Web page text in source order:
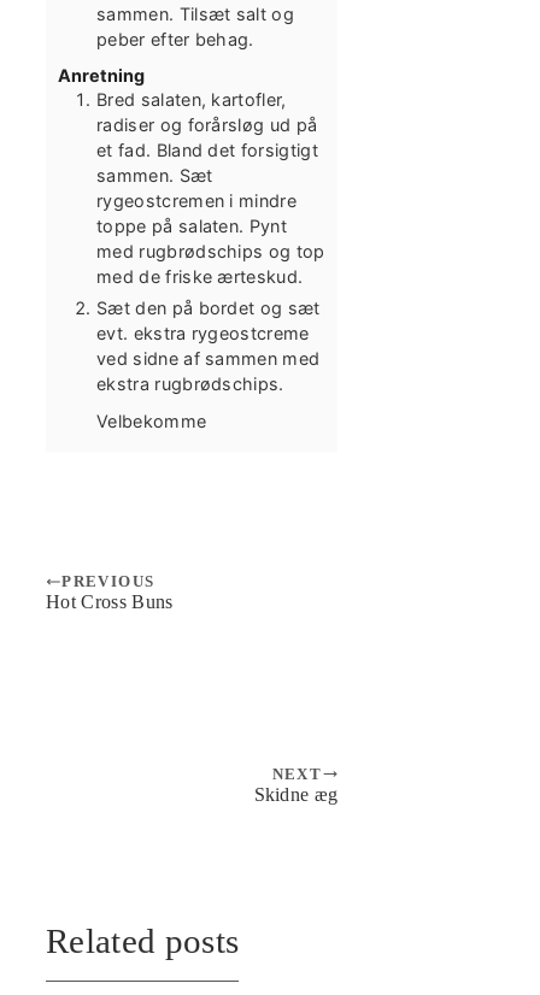
sammen. Tilsæt salt og
peber efter behag.
Anretning
Bred salaten, kartofler,
radiser og forårsløg ud på
et fad. Bland det forsigtigt
sammen. Sæt
rygeostcremen i mindre
toppe på salaten. Pynt
med rugbrødschips og top
med de friske ærteskud.
Sæt den på bordet og sæt
evt. ekstra rygeostcreme
ved sidne af sammen med
ekstra rugbrødschips.
Velbekomme
PREVIOUS
Hot Cross Buns
NEXT
Skidne æg
Related posts